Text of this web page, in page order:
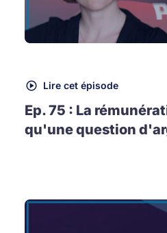
Lire cet épisode
Ep. 75 : La
qu'une question